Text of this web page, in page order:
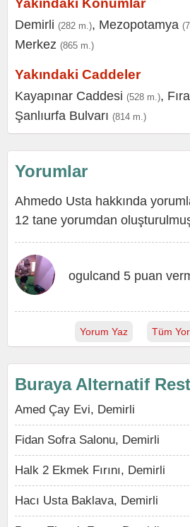
Yakındaki Konumlar
Demirli (282 m.), Mezopotamya
Merkez (865 m.)
Yakındaki Caddeler
Kayapınar Caddesi (528 m.),
Şanlıurfa Bulvarı (814 m.)
Yorumlar
Ahmedo Usta hakkında
12 tane yorumdan
ogulcand 5 puan
Yorum Yaz Tüm
Buraya Alternatif
Amed Çay Evi, Demirli
Fidan Sofra Salonu, Demirli
Halk 2 Ekmek Fırını, Demirli
Hacı Usta Baklava, Demirli